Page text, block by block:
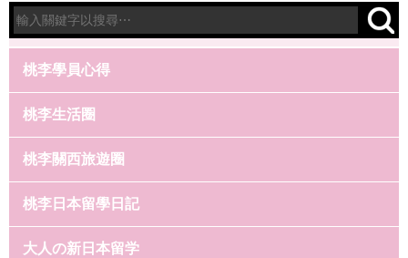
桃李學員心得
桃李生活圈
桃李關西旅遊圈
桃李日本留學日記
大人の新日本留学